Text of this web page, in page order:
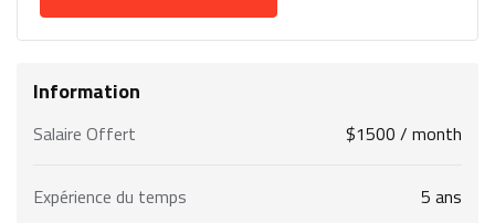
Information
Salaire Offert $1500 / month
Expérience du temps 5 ans